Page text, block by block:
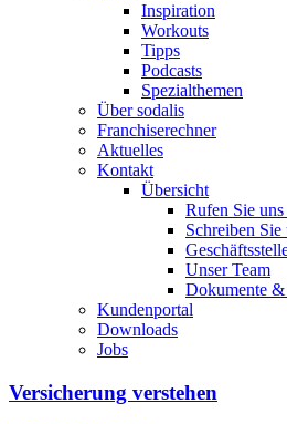
Inspiration
Workouts
Tipps
Podcasts
Spezialthemen
Über sodalis
Franchiserechner
Aktuelles
Kontakt
Übersicht
Rufen Sie uns
Schreiben Sie
Unser Team
Dokumente
Kundenportal
Downloads
Jobs
Versicherung verstehen